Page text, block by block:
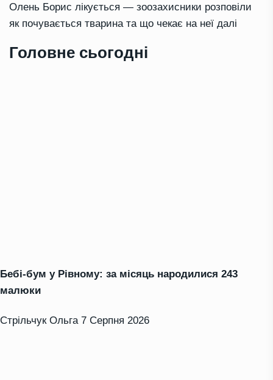
Олень Борис лікується — зоозахисники розповіли
як почувається тварина та що чекає на неї далі
Головне сьогодні
Бебі-бум у Рівному: за місяць народилися 243
малюки
Стрільчук Ольга 7 Серпня 2026